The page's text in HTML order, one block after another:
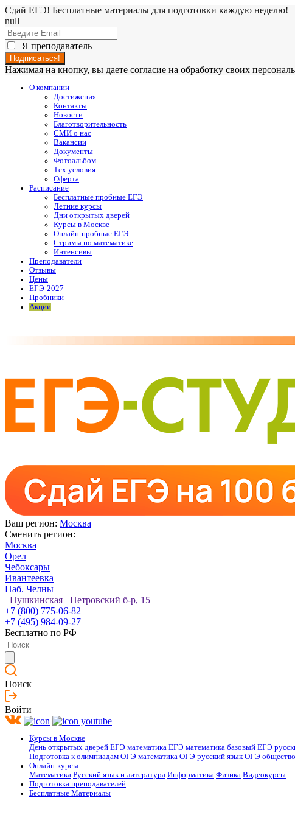
Сдай ЕГЭ! Бесплатные материалы для подготовки каждую неделю!
null
Я преподаватель
Нажимая на кнопку, вы даете согласие на обработку своих
О компании
Достижения
Контакты
Новости
Благотворительность
СМИ о нас
Вакансии
Документы
Фотоальбом
Тех условия
Оферта
Расписание
Бесплатные пробные ЕГЭ
Летние курсы
Дни открытых дверей
Курсы в Москве
Онлайн-пробные ЕГЭ
Стримы по математике
Интенсивы
Преподаватели
Отзывы
Цены
ЕГЭ-2027
Пробники
Акции
Ваш регион: Москва
Сменить регион:
Москва
Орел
Чебоксары
Ивантеевка
Наб. Челны
Пушкинская Петровский б-р, 15
+7 (800) 775-06-82
+7 (495) 984-09-27
Бесплатно по РФ
Поиск
Войти
Курсы в Москве
День открытых дверей ЕГЭ математика ЕГЭ математика базовый ЕГЭ
Подготовка к олимпиадам ОГЭ математика ОГЭ русский язык ОГЭ
Онлайн-курсы
Математика Русский язык и литература Информатика Физика Видеокурсы
Подготовка преподавателей
Бесплатные Материалы